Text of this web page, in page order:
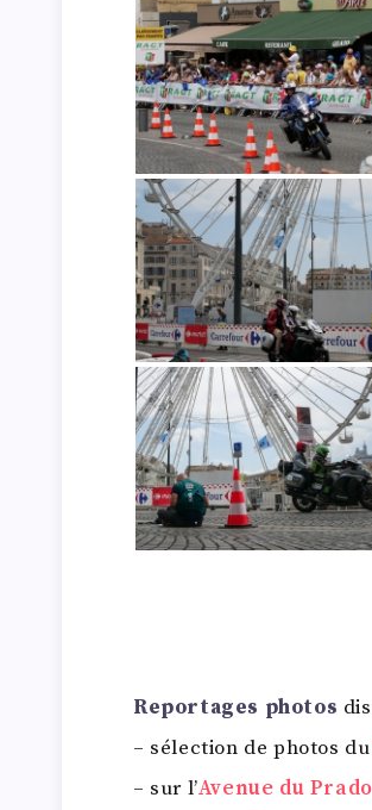
Reportages photos
– sélection de photos du
– sur l’Avenue du Prado